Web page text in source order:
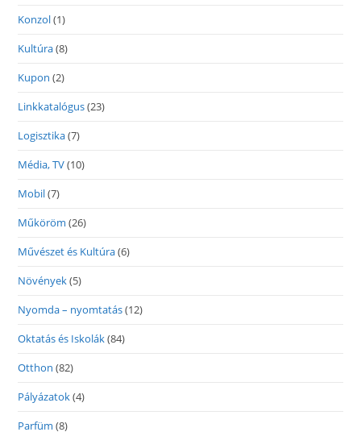
Konzol(1)
Kultúra(8)
Kupon (2)
Linkkatalógus(23)
Logisztika(7)
Média, TV(10)
Mobil(7)
Műköröm (26)
Művészet és Kultúra(6)
Növények(5)
Nyomda – nyomtatás(12)
Oktatás és Iskolák(84)
Otthon (82)
Pályázatok(4)
Parfüm (8)